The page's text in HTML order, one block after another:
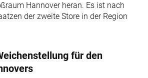
Hannover heran. Es ist nach
der zweite Store in der Region
für den